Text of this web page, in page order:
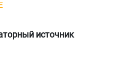
источник